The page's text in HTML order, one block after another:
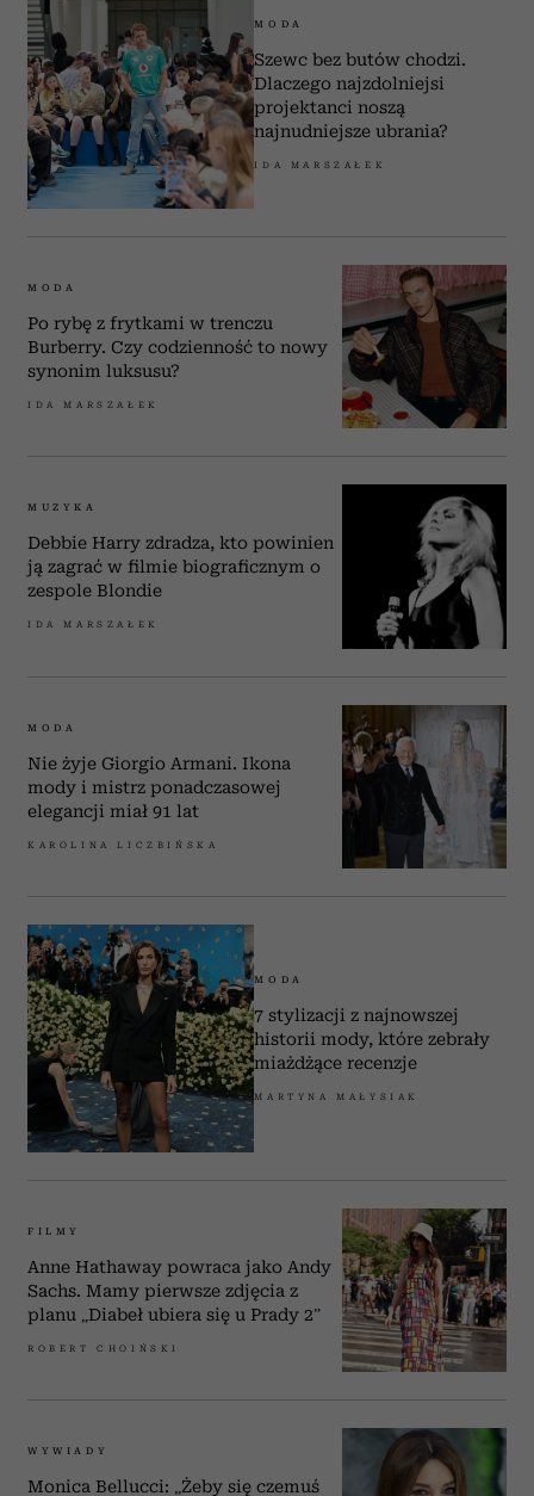
MODA
Szewc bez butów chodzi.
Dlaczego najzdolniejsi
projektanci noszą
najnudniejsze ubrania?
IDA MARSZAŁEK
MODA
Po rybę z frytkami w trenczu
Burberry. Czy codzienność to nowy
synonim luksusu?
IDA MARSZAŁEK
MUZYKA
Debbie Harry zdradza, kto powinien
ją zagrać w filmie biograficznym o
zespole Blondie
IDA MARSZAŁEK
MODA
Nie żyje Giorgio Armani. Ikona
mody i mistrz ponadczasowej
elegancji miał 91 lat
KAROLINA LICZBIŃSKA
MODA
7 stylizacji z najnowszej
historii mody, które zebrały
miażdżące recenzje
MARTYNA MAŁYSIAK
FILMY
Anne Hathaway powraca jako Andy
Sachs. Mamy pierwsze zdjęcia z
planu „Diabeł ubiera się u Prady 2”
ROBERT CHOIŃSKI
WYWIADY
Monica Bellucci: „Żeby się czemuś